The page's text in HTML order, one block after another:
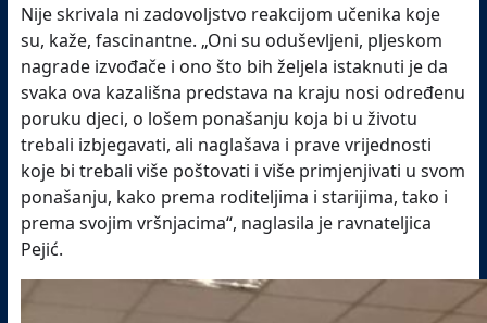
Nije skrivala ni zadovoljstvo reakcijom učenika koje
su, kaže, fascinantne. „Oni su oduševljeni, pljeskom
nagrade izvođače i ono što bih željela istaknuti je da
svaka ova kazališna predstava na kraju nosi određenu
poruku djeci, o lošem ponašanju koja bi u životu
trebali izbjegavati, ali naglašava i prave vrijednosti
koje bi trebali više poštovati i više primjenjivati u svom
ponašanju, kako prema roditeljima i starijima, tako i
prema svojim vršnjacima“, naglasila je ravnateljica
Pejić.